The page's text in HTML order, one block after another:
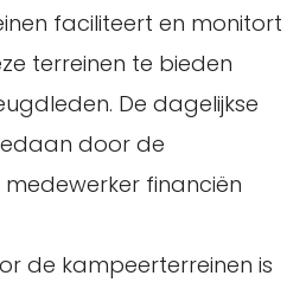
faciliteert en monitort
terreinen te bieden
De dagelijkse
door de
financiën
de kampeerterreinen is